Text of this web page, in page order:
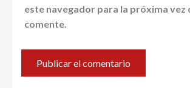
este navegador para la próxima vez
comente.